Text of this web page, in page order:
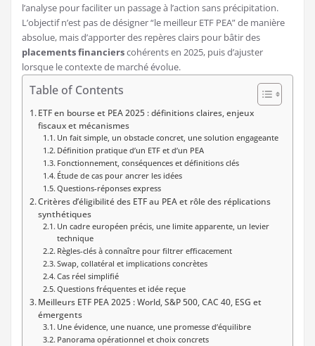
l’analyse pour faciliter un passage à l’action sans précipitation.
L’objectif n’est pas de désigner “le meilleur ETF PEA” de manière
absolue, mais d’apporter des repères clairs pour bâtir des
placements financierscohérents en 2025, puis d’ajuster
lorsque le contexte de marché évolue.
Table of Contents
ETF en bourse et PEA 2025 : définitions claires, enjeux
fiscaux et mécanismes
Un fait simple, un obstacle concret, une solution engageante
Définition pratique d’un ETF et d’un PEA
Fonctionnement, conséquences et définitions clés
Étude de cas pour ancrer les idées
Questions-réponses express
Critères d’éligibilité des ETF au PEA et rôle des réplications
synthétiques
Un cadre européen précis, une limite apparente, un levier
technique
Règles-clés à connaître pour filtrer efficacement
Swap, collatéral et implications concrètes
Cas réel simplifié
Questions fréquentes et idée reçue
Meilleurs ETF PEA 2025 : World, S&P 500, CAC 40, ESG et
émergents
Une évidence, une nuance, une promesse d’équilibre
Panorama opérationnel et choix concrets